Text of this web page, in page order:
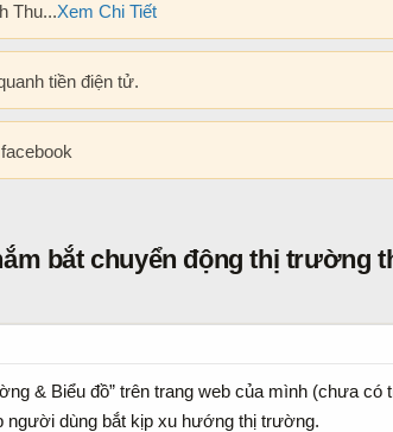
Thu...Xem Chi Tiết
tiền điện tử.
bắt chuyển động thị trường
& Biểu đồ” trên trang web của mình (chưa có
người dùng bắt kịp xu hướng thị trường.